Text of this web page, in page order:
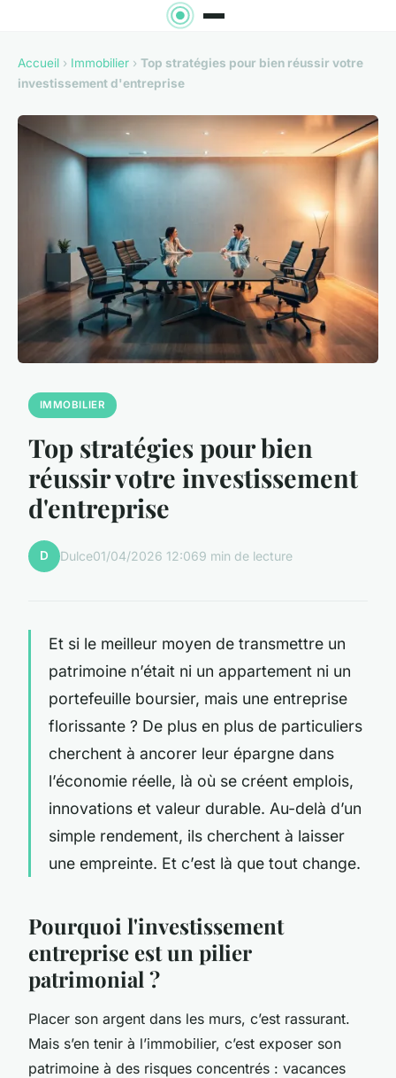
Accueil › Immobilier › Top stratégies pour bien réussir votre
investissement d'entreprise
IMMOBILIER
Top stratégies pour bien
réussir votre investissement
d'entreprise
D Dulce01/04/2026 12:069 min de lecture
Et si le meilleur moyen de transmettre un
patrimoine n’était ni un appartement ni un
portefeuille boursier, mais une entreprise
florissante ? De plus en plus de particuliers
cherchent à ancorer leur épargne dans
l’économie réelle, là où se créent emplois,
innovations et valeur durable. Au-delà d’un
simple rendement, ils cherchent à laisser
une empreinte. Et c’est là que tout change.
Pourquoi l'investissement
entreprise est un pilier
patrimonial ?
Placer son argent dans les murs, c’est rassurant.
Mais s’en tenir à l’immobilier, c’est exposer son
patrimoine à des risques concentrés : vacances